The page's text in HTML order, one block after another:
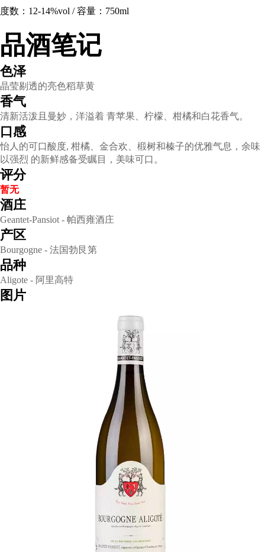
阿里高特干白葡萄酒
Geantet-Pansiot
Bourgogne Aligote
度数：12-14%vol / 容量：750ml
品酒笔记
色泽
晶莹剔透的亮色稻草黄
香气
清新活泼且曼妙，洋溢着 青苹果、柠檬、柑橘和白花香
口感
怡人的可口酸度, 柑橘、金合欢、椴树和榛子的优雅气息
以强烈 的新鲜感备受瞩目，美味可口。
评分
暂无
Geantet-Pansiot - 帕西雍酒庄